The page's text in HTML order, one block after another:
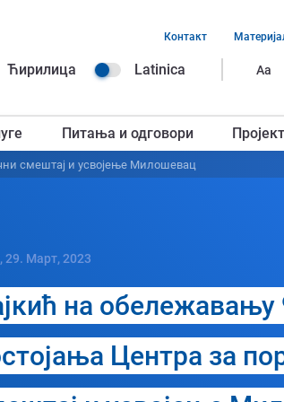
Ћирилица Latinica Aa
заглавља
Контакт
Питања и одговори
смештај и усвојење Милошевац
29. Март, 2023
на обележавању
Центра за